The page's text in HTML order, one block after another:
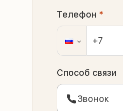
Телефон *
Способ связи
Звонок